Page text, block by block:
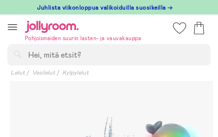
till
innehållet
Juhlista viikonloppua valikoiduilla suosikeilla →
Pohjoismaiden suurin lasten- ja vauvakauppa
Lelut Vesilelut Kylpylelut